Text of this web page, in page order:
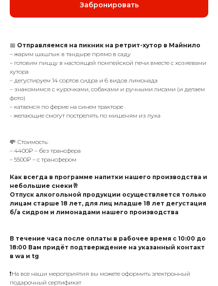
Забронировать
📅 Отправляемся на пикник на ретрит-хутор в Майнило
– жарим шашлык в тандыре прямо в саду
– готовим пиццу в настоящей помпейской печи вместе с хозяевами
хутора
– дегустируем 14 сортов сидра и 6 видов лимонада
– знакомимся с курочками, собаками и ручными лисами (и делаем
фото)
– катаемся по ферме на синем тракторе
- желающие смогут пострелять по мишеням из лука
💸 Стоимость:
– 4400₽ – без трансфера
– 5500₽ – с трансфером
Как всегда в программе напитки нашего производства и
небольшие снеки🥂
Отпуск алкогольной продукции осуществляется только
лицам старше 18 лет, для лиц младше 18 лет дегустация
б/а сидром и лимонадами нашего производства
В течение часа после оплаты в рабочее время с 10:00 до
18:00 Вам придëт подтверждение на указанный контакт
в wa и tg
❗️На все наши мероприятия вы можете оформить электронный
подарочный сертификат